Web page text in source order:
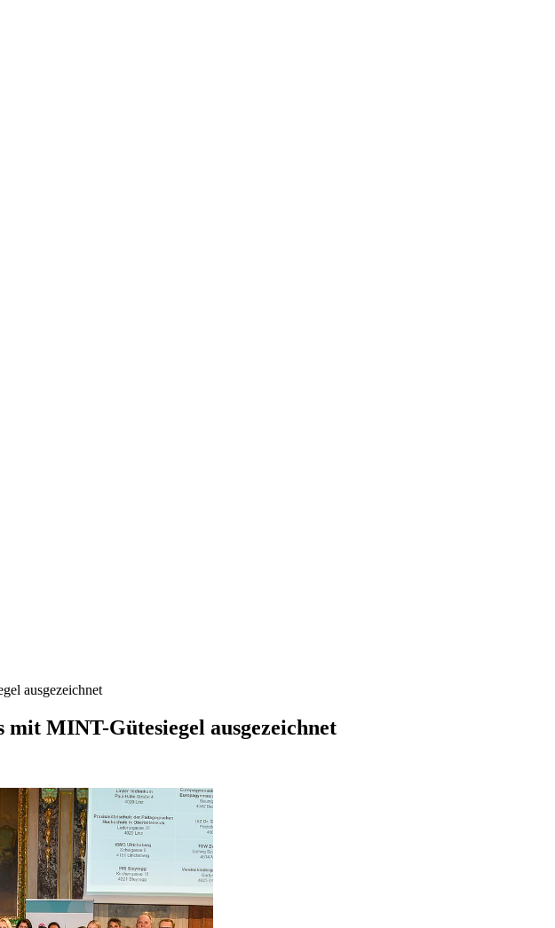
ausgezeichnet
MINT-Gütesiegel ausgezeichnet